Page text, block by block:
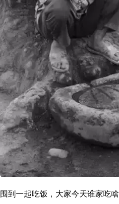
围到一起吃饭，大家今天谁家吃啥